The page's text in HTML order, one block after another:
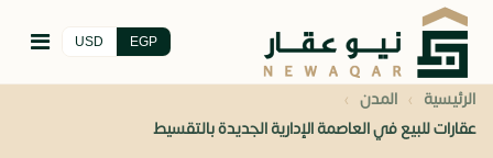
EGP
USD
الرئيسية › المدن ›
عقارات للبيع في العاصمة الإدارية الجديدة بالتقسيط